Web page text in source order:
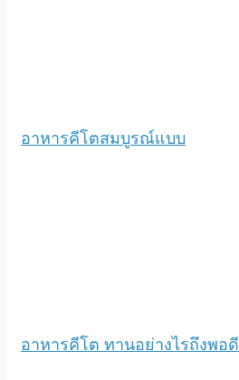
อาหารคีโตสมบูรณ์แบบ
อาหารคีโต ทานอย่างไรถึงพอดี